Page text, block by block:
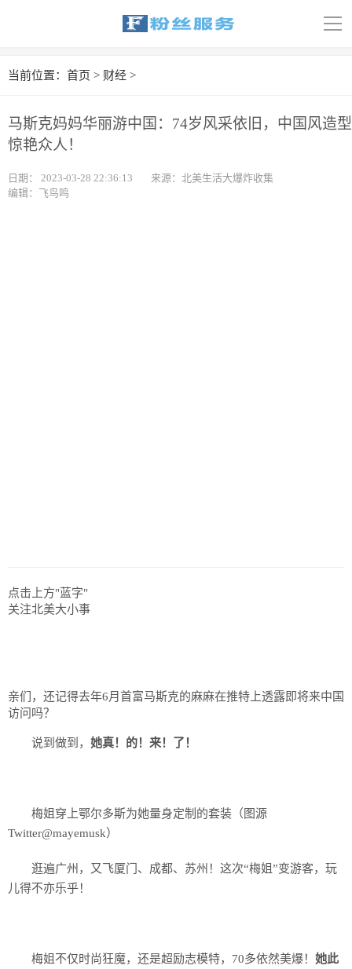
导
首页
娱乐
汽车
当前位置： 首页 > 财经 >
马斯克妈妈华丽游中国：74岁风采依旧，中国风造型
惊艳众人！
日期： 2023-03-28 22:36:13
来源：北美生活大爆炸收集
编辑：飞鸟鸣
点击上方"蓝字"
关注北美大小事
亲们，还记得去年6月首富马斯克的麻麻在推特上透露即将来中国
访问吗？
说到做到， 她真！的！来！了！
梅姐穿上鄂尔多斯为她量身定制的套装（图源
Twitter@mayemusk）
逛遍广州，又飞厦门、成都、苏州！这次“梅姐”变游客，玩
儿得不亦乐乎！
梅姐不仅时尚狂魔，还是超励志模特，70多依然美爆！ 她此